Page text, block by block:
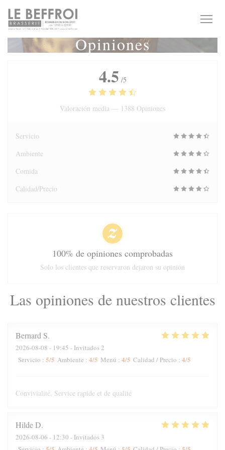
Personalización de sus opciones de cookies
Opiniones
Las opiniones de nuestros clientes
Bernard S
2026-08-08 - 19:45 - Invitados 2
Servicio : 5/5 Ambiente : 4/5 Menú : 4/5 Calidad / Precio : 4/5
Convivialité. Service rapide et de qualité
HildeD
2026-08-06 - 12:30 - Invitados 3
4.5 /5
Valoración media — 1388 Opiniones
Servicio
Ambiente
Comida
Calidad/Precio
100% de opiniones comprobadas
Solo los clientes que reservaron dejaron su opinión